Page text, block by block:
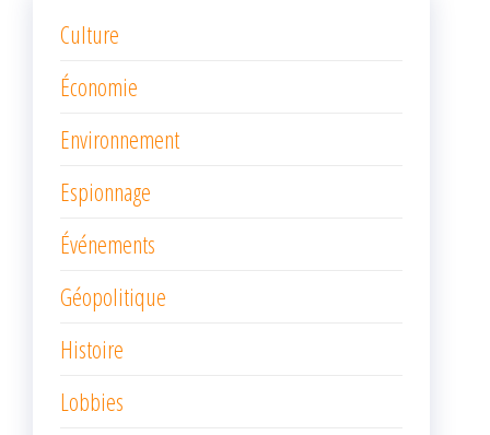
Culture
Économie
Environnement
Espionnage
Événements
Géopolitique
Histoire
Lobbies